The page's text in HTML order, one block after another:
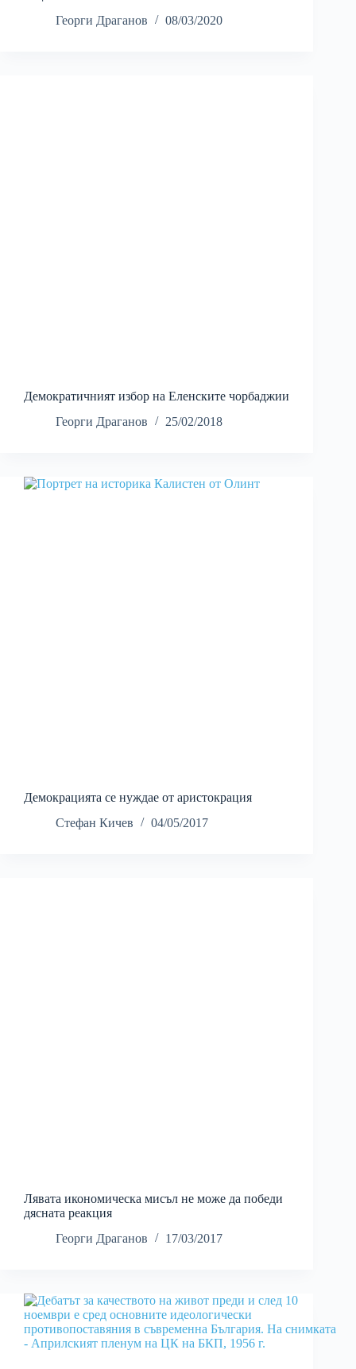
Георги Драганов
08/03/2020
Демократичният избор на Еленските чорбаджии
Георги Драганов
25/02/2018
Демокрацията се нуждае от аристокрация
Стефан Кичев
04/05/2017
Лявата икономическа мисъл не може да победи
дясната реакция
Георги Драганов
17/03/2017